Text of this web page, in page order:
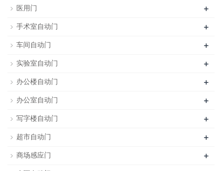
医用门 +
手术室自动门 +
车间自动门 +
实验室自动门 +
办公楼自动门 +
办公室自动门 +
写字楼自动门 +
超市自动门 +
商场感应门 +